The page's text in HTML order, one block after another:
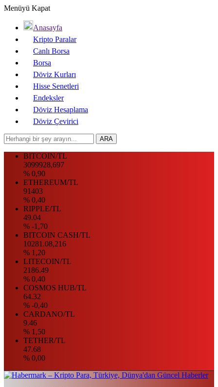
Menüyü Kapat
Anasayfa
Kripto Paralar
Canlı Borsa
Borsa
Döviz Kurları
Hisse Senetleri
Endeksler
Döviz Hesaplama
Döviz Çevirici
BITCOIN/TL
3099928,697
% 0,90
ETHEREUM/TL
91403
% 0,40
RIPPLE/TL
49.04
% -1,70
BITCOIN CASH/TL
10281.08,216
% 1,20
LITECOIN/TL
2186.49
% 0,40
COSMOS HUB/TL
64.32
% -0,40
CARDANO/TL
9.46
% 1,50
TETHER/TL
47.68
% 0,00